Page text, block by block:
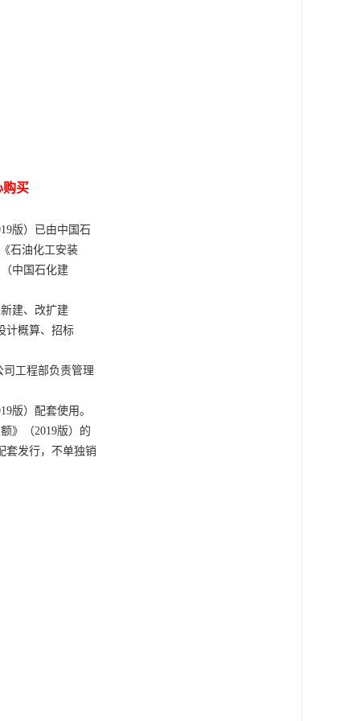
购买
版）已由中国石
石油化工安装
中国石化建
建、改扩建
计概算、招标
司工程部负责管理
版）配套使用。
》（2019版）的
套发行，不单独销